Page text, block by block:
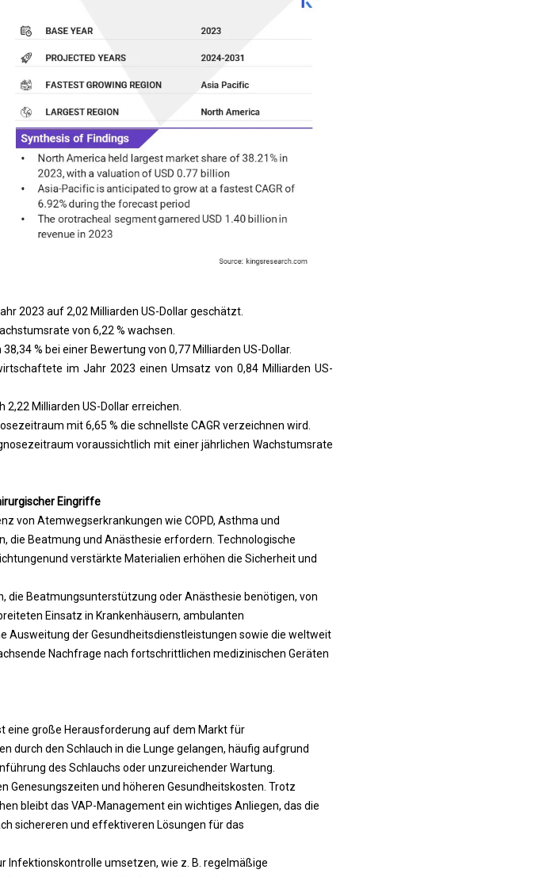
2023 auf 2,02 Milliarden US-Dollar geschätzt.
von 6,22 % wachsen.
% bei einer Bewertung von 0,77 Milliarden US-Dollar.
im Jahr 2023 einen Umsatz von 0,84 Milliarden US-
Milliarden US-Dollar erreichen.
mit 6,65 % die schnellste CAGR verzeichnen wird.
voraussichtlich mit einer jährlichen Wachstumsrate
Eingriffe
von Atemwegserkrankungen wie COPD, Asthma und
die Beatmung und Anästhesie erfordern. Technologische
und verstärkte Materialien erhöhen die Sicherheit und
die Beatmungsunterstützung oder Anästhesie benötigen, von
Einsatz in Krankenhäusern, ambulanten
Ausweitung der Gesundheitsdienstleistungen sowie die weltweit
Nachfrage nach fortschrittlichen medizinischen Geräten
eine große Herausforderung auf dem Markt für
durch den Schlauch in die Lunge gelangen, häufig aufgrund
des Schlauchs oder unzureichender Wartung.
und höheren Gesundheitskosten. Trotz
bleibt das VAP-Management ein wichtiges Anliegen, das die
sichereren und effektiveren Lösungen für das
Infektionskontrolle umsetzen, wie z. B. regelmäßige